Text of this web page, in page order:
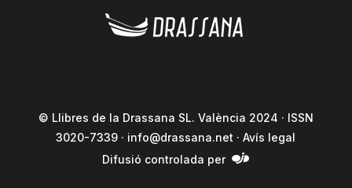
© Llibres de la Drassana SL. València 2024 · ISSN
3020-7339 · info@drassana.net ·Avís legal
Difusió controlada per